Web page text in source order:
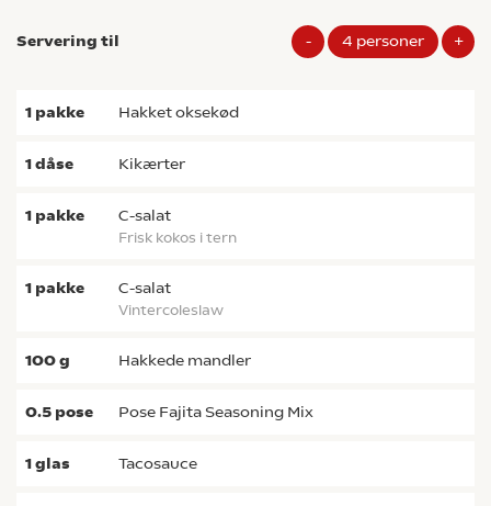
Servering til - 4 personer +
1 pakke hakket oksekød
1dåse kikærter
1 pakke c-salat
frisk kokos i tern
1 pakke c-salat
vintercoleslaw
100g hakkede mandler
0.5 pose pose Fajita Seasoning Mix
1glas tacosauce